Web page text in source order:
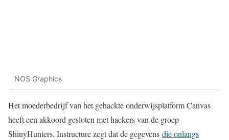
NOS Graphics
Het moederbedrijf van het gehackte onderwijsplatform Canvas
heeft een akkoord gesloten met hackers van de groep
ShinyHunters. Instructure zegt dat de gegevens die onlangs